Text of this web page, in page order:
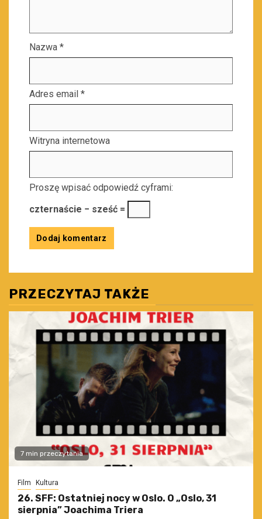
Nazwa *
Adres email *
Witryna internetowa
Proszę wpisać odpowiedź cyframi:
czternaście − sześć =
PRZECZYTAJ TAKŻE
7 min przeczytania
Film Kultura
26. SFF: Ostatniej nocy w Oslo. O „Oslo, 31
sierpnia” Joachima Triera